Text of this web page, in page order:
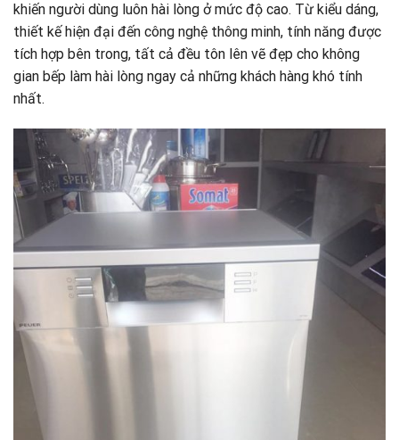
khiến người dùng luôn hài lòng ở mức độ cao. Từ kiểu dáng,
thiết kế hiện đại đến công nghệ thông minh, tính năng được
tích hợp bên trong, tất cả đều tôn lên vẽ đẹp cho không
gian bếp làm hài lòng ngay cả những khách hàng khó tính
nhất.